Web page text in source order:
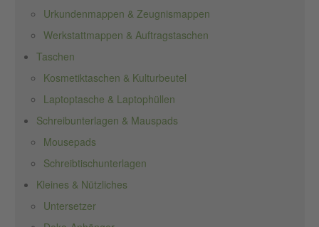
Urkundenmappen & Zeugnismappen
Werkstattmappen & Auftragstaschen
Taschen
Kosmetiktaschen & Kulturbeutel
Laptoptasche & Laptophüllen
Schreibunterlagen & Mauspads
Mousepads
Schreibtischunterlagen
Kleines & Nützliches
Untersetzer